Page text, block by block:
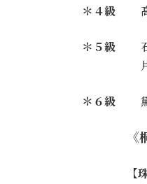
＊４級 髙
＊５級
片桐
＊６級 黛